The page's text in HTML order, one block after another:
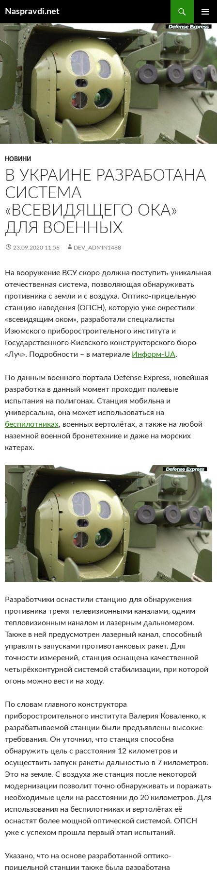
вмісту
Naspravdi.net
МЕНЮ
НОВИНИ
В УКРАИНЕ РАЗРАБОТАНА
СИСТЕМА
«ВСЕВИДЯЩЕГО ОКА»
ДЛЯ ВОЕННЫХ
23.09.2020 11:56 DEV_ADMIN1488
На вооружение ВСУ скоро должна поступить уникальная
отечественная система, позволяющая обнаруживать
противника с земли и с воздуха. Оптико-прицельную
станцию наведения (ОПСН), которую уже окрестили
«всевидящим оком», разработали специалисты
Изюмского приборостроительного института и
Государственного Киевского конструкторского бюро
«Луч». Подробности – в материале Информ-UA.
По данным военного портала Defense Express, новейшая
разработка в данный момент проходит полевые
испытания на полигонах. Станция мобильна и
универсальна, она может использоваться на
беспилотниках, военных вертолётах, а также на любой
наземной военной бронетехнике и даже на морских
катерах.
Разработчики оснастили станцию для обнаружения
противника тремя телевизионными каналами, одним
тепловизионным каналом и лазерным дальномером.
Также в ней предусмотрен лазерный канал, способный
управлять запусками противотанковых ракет. Для
точности измерений, станция оснащена качественной
четырёхконтурной системой стабилизации, при которой
огонь можно вести на ходу.
По словам главного конструктора
приборостроительного института Валерия Коваленко, к
разрабатываемой станции были предъявлены высокие
требования. Он уточнил, что станция способна
обнаружить цель с расстояния 12 километров и
осуществить запуск ракеты дальностью в 7 километров.
Это на земле. С воздуха же станция после некоторой
модернизации позволит точно обнаруживать и поражать
необходимые цели на расстоянии до 20 километров. Для
использования на беспилотниках и вертолётах её
оснастят более мощной оптической системой. ОПСН
уже с успехом прошла первый этап испытаний.
Указано, что на основе разработанной оптико-
прицельной станции также была разработана